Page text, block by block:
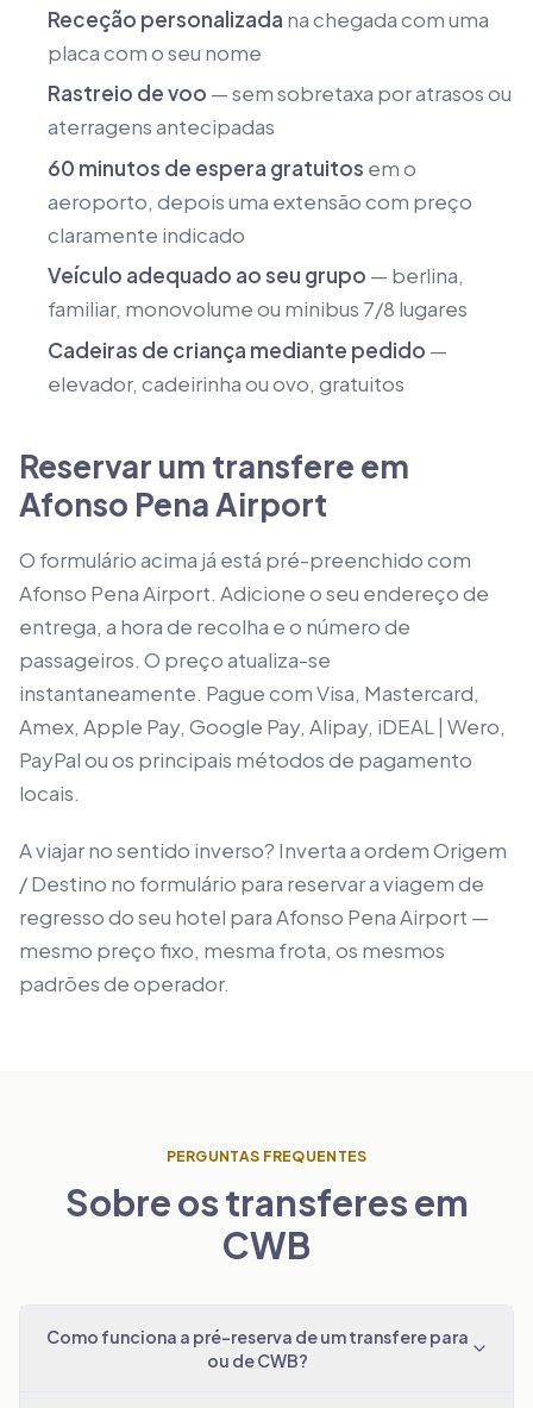
Receção personalizada na chegada com uma
placa com o seu nome
Rastreio de voo — sem sobretaxa por atrasos ou
aterragens antecipadas
60 minutos de espera gratuitos em o
aeroporto, depois uma extensão com preço
claramente indicado
Veículo adequado ao seu grupo — berlina,
familiar, monovolume ou minibus 7/8 lugares
Cadeiras de criança mediante pedido —
elevador, cadeirinha ou ovo, gratuitos
Reservar um transfere em
Afonso Pena Airport
O formulário acima já está pré-preenchido com
Afonso Pena Airport. Adicione o seu endereço de
entrega, a hora de recolha e o número de
passageiros. O preço atualiza-se
instantaneamente. Pague com Visa, Mastercard,
Amex, Apple Pay, Google Pay, Alipay, iDEAL | Wero,
PayPal ou os principais métodos de pagamento
locais.
A viajar no sentido inverso? Inverta a ordem Origem
/ Destino no formulário para reservar a viagem de
regresso do seu hotel para Afonso Pena Airport —
mesmo preço fixo, mesma frota, os mesmos
padrões de operador.
PERGUNTAS FREQUENTES
Sobre os transferes em
CWB
Como funciona a pré-reserva de um transfere para
ou de CWB?